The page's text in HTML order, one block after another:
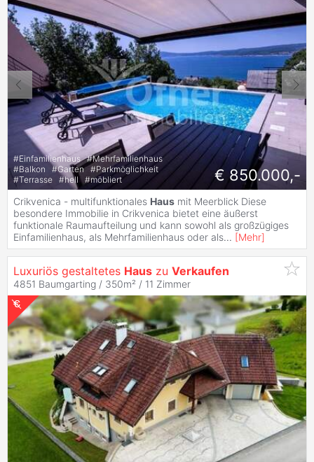
#Einfamilienhaus #Mehrfamilienhaus
#Balkon #Garten #Parkmöglichkeit
#Terrasse #hell #möbliert € 850.000,-
Crikvenica - multifunktionales Haus mit Meerblick Diese
besondere Immobilie in Crikvenica bietet eine äußerst
funktionale Raumaufteilung und kann sowohl als großzügiges
Einfamilienhaus, als Mehrfamilienhaus oder als... [Mehr]
Luxuriös gestaltetes Haus zu Verkaufen
4851 Baumgarting / 350m² / 11 Zimmer